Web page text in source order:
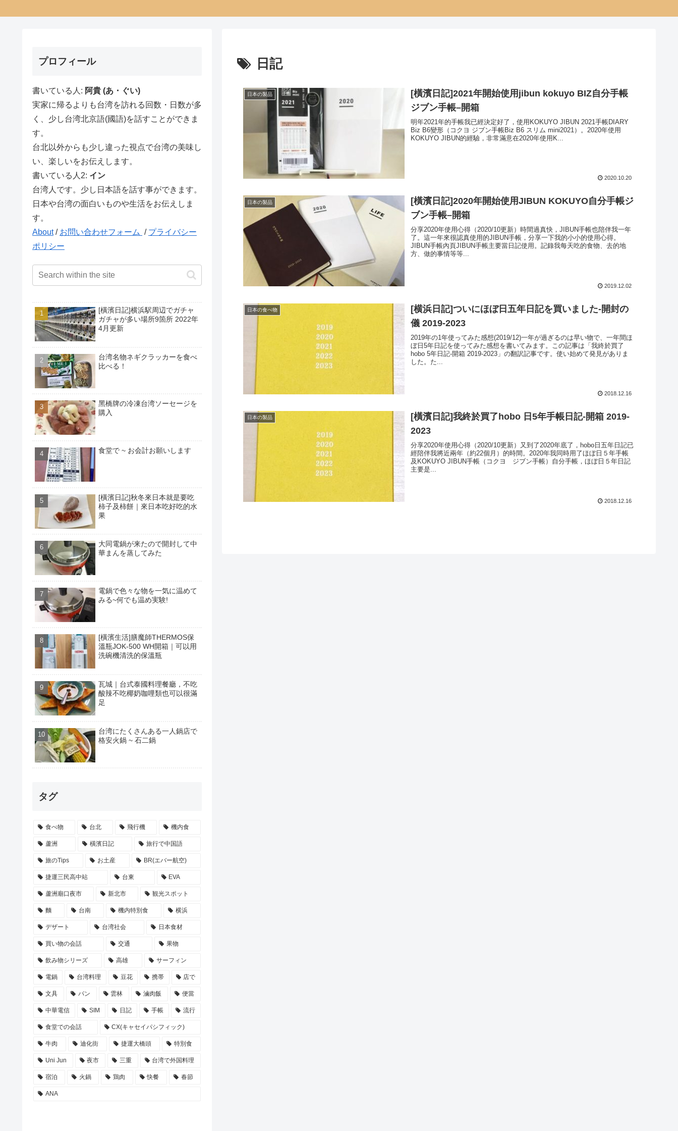
日記
日本の製品
[橫濱日記]2021年開始使用jibun kokuyo BIZ自分手帳
ジブン手帳–開箱
明年2021年的手帳我已經決定好了，使用KOKUYO JIBUN 2021手帳DIARY
Biz B6變形（コクヨ ジブン⼿帳Biz B6 スリム mini2021）。2020年使用
KOKUYO JIBUN的經驗，非常滿意在2020年使用K...
2020.10.20
日本の製品
[橫濱日記]2020年開始使用JIBUN KOKUYO自分手帳ジ
ブン手帳–開箱
分享2020年使用心得（2020/10更新）時間過真快，JIBUN手帳也陪伴我一年
了。這一年來很認真使用的JIBUN手帳，分享一下我的小小的使用心得。
JIBUN手帳內頁JIBUN手帳主要當日記使用。記錄我每天吃的食物、去的地
方、做的事情等等...
2019.12.02
日本の食べ物
[横浜日記]ついにほぼ日五年日記を買いました-開封の
儀 2019-2023
2019年の1年使ってみた感想(2019/12)一年が過ぎるのは早い物で、一年間ほ
ぼ日5年日記を使ってみた感想を書いてみます。この記事は「我終於買了
hobo 5年日記-開箱 2019-2023」の翻訳記事です。使い始めて発見がありま
した。た...
2018.12.16
日本の製品
[橫濱日記]我終於買了hobo 日5年手帳日記-開箱 2019-
2023
分享2020年使用心得（2020/10更新）又到了2020年底了，hobo日五年日記已
經陪伴我將近兩年（約22個月）的時間。2020年我同時用了ほぼ日５年手帳
及KOKUYO JIBUN手帳（コクヨ ジブン手帳）自分手帳，ほぼ日５年日記
主要是...
2018.12.16
プロフィール
書いている人: 阿貴 (あ・ぐい)
実家に帰るよりも台湾を訪れる回数・日数が多
く、少し台湾北京語(國語)を話すことができま
す。
台北以外からも少し違った視点で台湾の美味し
い、楽しいをお伝えします。
書いている人2: イン
台湾人です。少し日本語を話す事ができます。
日本や台湾の面白いものや生活をお伝えしま
す。
About/ お問い合わせフォーム / プライバシー
ポリシー
[橫濱日記]横浜駅周辺でガチャ
ガチャが多い場所9箇所 2022年
4月更新
台湾名物ネギクラッカーを食べ
比べる！
黑橋牌の冷凍台湾ソーセージを
購入
食堂で ~ お会計お願いします
[橫濱日記]秋冬來日本就是要吃
柿子及柿餅｜來日本吃好吃的水
果
大同電鍋が来たので開封して中
華まんを蒸してみた
電鍋で色々な物を一気に温めて
みる~何でも温め実験!
[橫濱生活]膳魔師THERMOS保
溫瓶JOK-500 WH開箱｜可以用
洗碗機清洗的保溫瓶
瓦城｜台式泰國料理餐廳，不吃
酸辣不吃椰奶咖哩類也可以很滿
足
台湾にたくさんある一人鍋店で
格安火鍋 ~ 石二鍋
タグ
食べ物 台北 飛行機 機内食
蘆洲 橫濱日記 旅行で中国語
旅のTips お土産 BR(エバー航空)
捷運三民高中站 台東 EVA
蘆洲廟口夜市 新北市 観光スポット
麵 台南 機内特別食 横浜
デザート 台湾社会 日本食材
買い物の会話 交通 果物
飲み物シリーズ 高雄 サーフィン
電鍋 台湾料理 豆花 携帯 店で
文具 パン 雲林 滷肉飯 便當
中華電信 SIM 日記 手帳 流行
食堂での会話 CX(キャセイパシフィック)
牛肉 迪化街 捷運大橋頭 特別食
Uni Jun 夜市 三重 台湾で外国料理
宿泊 火鍋 鶏肉 快餐 春節
ANA